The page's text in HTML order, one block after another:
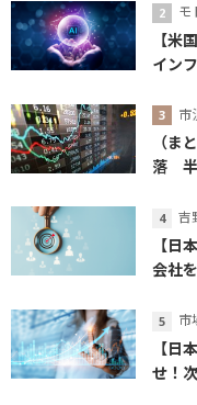
モ
【米
イン
市
（ま
落 半
吉
【日
会社
市
【日
せ！